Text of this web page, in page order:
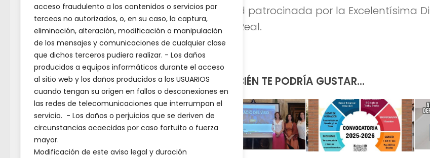
acceso fraudulento a los contenidos o servicios por
terceos no autorizados, o, en su caso, la captura,
eliminación, alteración, modificación o manipulación
de los mensajes y comunicaciones de cualquier clase
que dichos terceros pudiera realizar. - Los daños
producidos a equipos informáticos durante el acceso
al sitio web y los daños producidos a los USUARIOS
cuando tengan su origen en fallos o desconexiones en
las redes de telecomunicaciones que interrumpan el
servicio. - Los daños o perjuicios que se deriven de
circunstancias acaecidas por caso fortuito o fuerza
mayor.
Modificación de este aviso legal y duración
Actividad patrocinada por la Excelentísima
Ciudad Real.
TAMBIÉN TE PODRÍA GUSTAR...